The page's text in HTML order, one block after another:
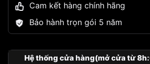
Cam kết hàng chính hãng
Bảo hành trọn gói 5 năm
Hệ thống cửa hàng(mở cửa từ